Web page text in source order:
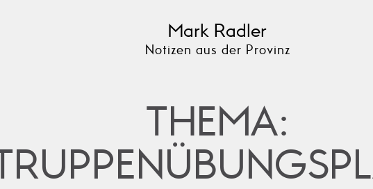
Mark Radler
Notizen aus der Provinz
THEMA: